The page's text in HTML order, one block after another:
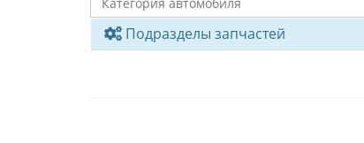
Подразделы запчастей